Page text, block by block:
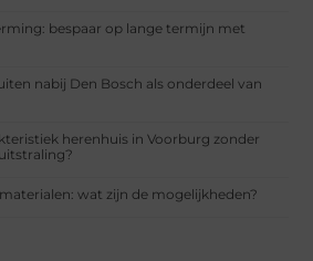
bespaar op lange termijn met
nabij Den Bosch als onderdeel van
herenhuis in Voorburg zonder
wat zijn de mogelijkheden?